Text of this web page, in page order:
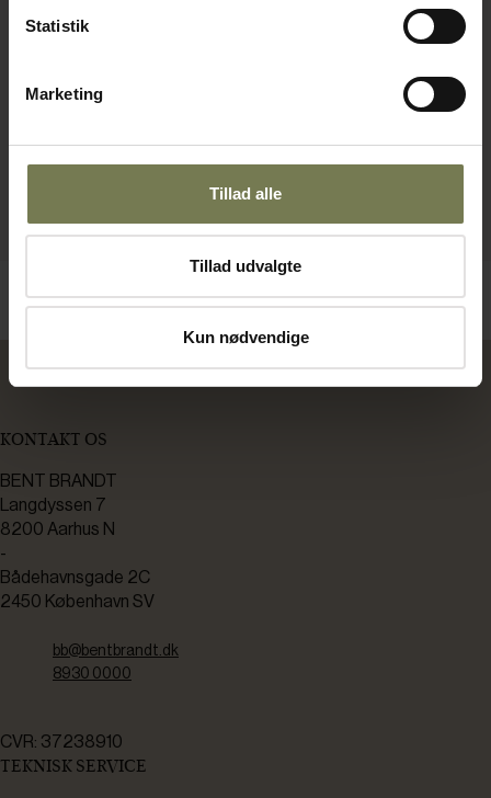
Statistik
Marketing
Tillad alle
Tillad udvalgte
Kun nødvendige
KONTAKT OS
BENT BRANDT
Langdyssen 7
8200 Aarhus N
-
Bådehavnsgade 2C
2450 København SV
bb@bentbrandt.dk
8930 0000
CVR: 37238910
TEKNISK SERVICE